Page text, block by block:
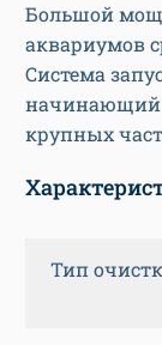
Большой
аквариумов
Система
начинающий
крупных
Тип